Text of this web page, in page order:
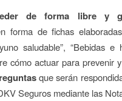
de forma libre y
forma de fichas
saludable”, “Bebidas e
cómo actuar para prevenir
que serán
Seguros mediante las